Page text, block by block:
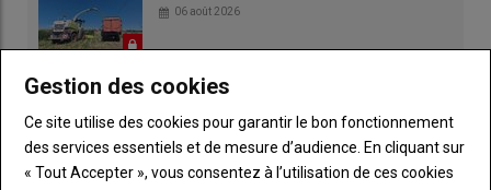
06 août 2026
Sillé-le-Guillaume,
06 août 2026
Gestion des cookies
Ce site utilise des cookies pour garantir le bon fonctionnement
des services essentiels et de mesure d’audience. En cliquant sur
« Tout Accepter », vous consentez à l’utilisation de ces cookies